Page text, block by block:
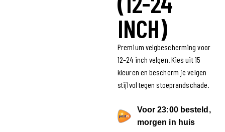
INCH)
Premium velgbescherming voor
12–24 inch velgen. Kies uit 15
kleuren en bescherm je velgen
stijlvol tegen stoeprandschade.
Voor 23:00 besteld,
morgen in huis